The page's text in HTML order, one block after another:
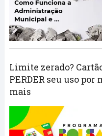
Limite zerado?
PERDER seu uso
mais